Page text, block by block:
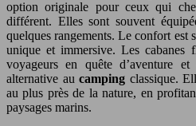
option originale pour ceux qui
différent. Elles sont souvent
quelques rangements. Le confort est
unique et immersive. Les cabanes
voyageurs en quête d’aventure
alternative au camping classique.
au plus près de la nature, en
paysages marins.